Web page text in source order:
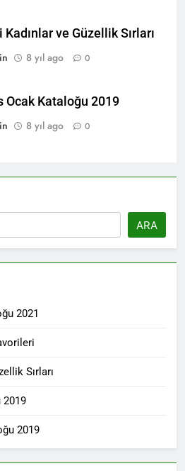
Kadınlar ve Güzellik Sırları
8 yıl ago 0
Ocak Kataloğu 2019
8 yıl ago 0
ARA
2021
Sırları
2019
2019